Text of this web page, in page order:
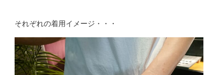
それぞれの着用イメージ・・・